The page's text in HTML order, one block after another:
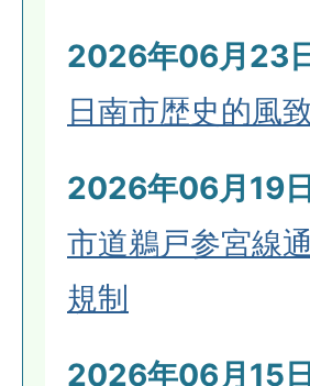
2026年06月23
日南市歴史的風
2026年06月19日
市道鵜戸参宮線
規制
2026年06月15日